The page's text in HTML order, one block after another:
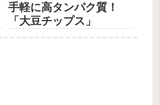
手軽に高タンパク質！
「大豆チップス」